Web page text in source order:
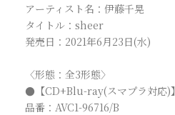
アーティスト名：伊藤千晃
タイトル：sheer
発売日：2021年6月23日(水)
〈形態：全3形態〉
●【CD+Blu-ray(スマプラ対応)】
品番：AVC1-96716/B